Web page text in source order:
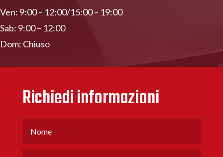
Ven: 9:00 – 12:00/15:00 – 19:00
Sab: 9:00 – 12:00
Dom: Chiuso
Richiedi informazioni